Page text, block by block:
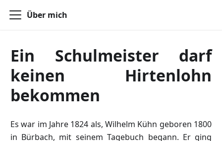
Über mich
Ein Schulmeister darf
keinen Hirtenlohn
bekommen
Es war im Jahre 1824 als, Wilhelm Kühn geboren 1800
in Bürbach, mit seinem Tagebuch begann. Er ging